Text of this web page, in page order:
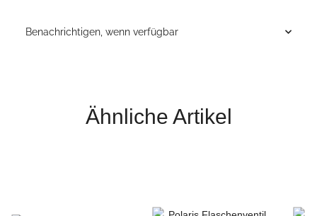
Benachrichtigen, wenn verfügbar
Ähnliche Artikel